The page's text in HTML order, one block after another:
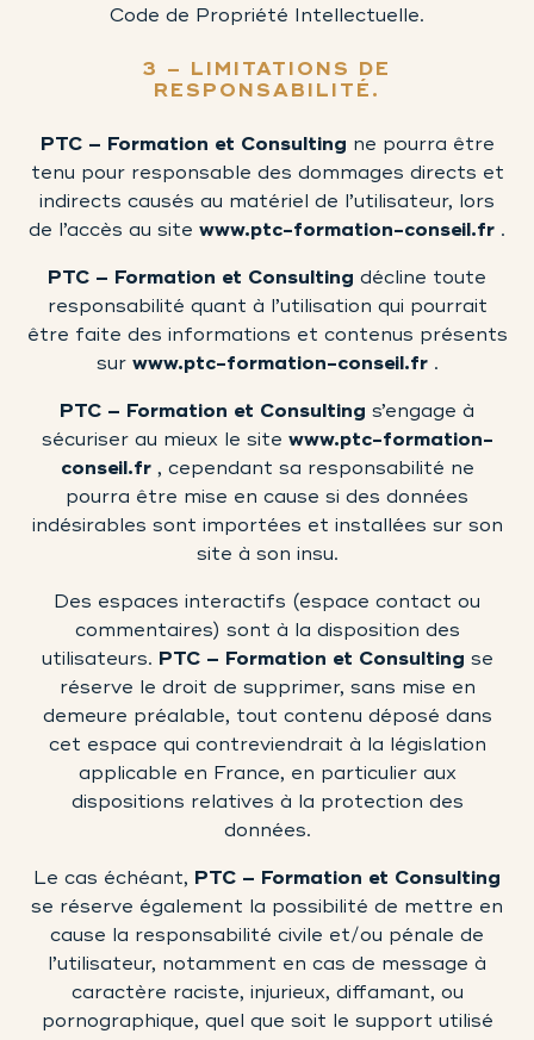
Code de Propriété Intellectuelle.
3 – LIMITATIONS DE
RESPONSABILITÉ.
PTC – Formation et Consulting ne pourra être
tenu pour responsable des dommages directs et
indirects causés au matériel de l’utilisateur, lors
de l’accès au site www.ptc-formation-conseil.fr .
PTC – Formation et Consulting décline toute
responsabilité quant à l’utilisation qui pourrait
être faite des informations et contenus présents
sur www.ptc-formation-conseil.fr .
PTC – Formation et Consulting s’engage à
sécuriser au mieux le site www.ptc-formation-
conseil.fr , cependant sa responsabilité ne
pourra être mise en cause si des données
indésirables sont importées et installées sur son
site à son insu.
Des espaces interactifs (espace contact ou
commentaires) sont à la disposition des
utilisateurs. PTC – Formation et Consulting se
réserve le droit de supprimer, sans mise en
demeure préalable, tout contenu déposé dans
cet espace qui contreviendrait à la législation
applicable en France, en particulier aux
dispositions relatives à la protection des
données.
Le cas échéant, PTC – Formation et Consulting
se réserve également la possibilité de mettre en
cause la responsabilité civile et/ou pénale de
l’utilisateur, notamment en cas de message à
caractère raciste, injurieux, diffamant, ou
pornographique, quel que soit le support utilisé